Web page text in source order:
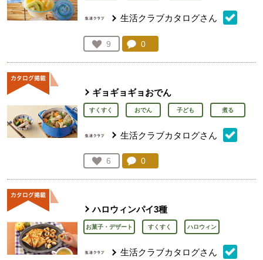
生活クラブカタログさん
お気に入り登録：
9
人が登録
コメント：
0
ギョギョギョおでん
すくすく おでん 子ども 煮る
生活クラブカタログさん
お気に入り登録：
6
人が登録
コメント：
0
ハロウィンパイ3種
お菓子・デザート すくすく ハロウィン
生活クラブカタログさん